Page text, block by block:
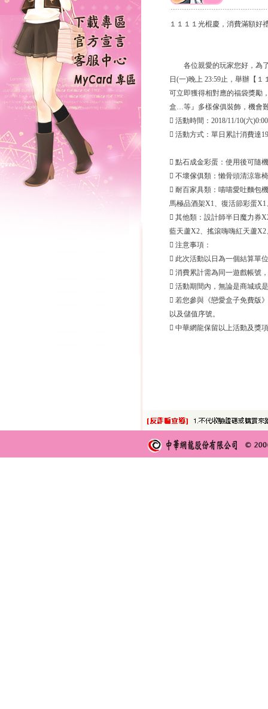
１１１１光棍慶，消費滿額好
各位親愛的玩家您好，為了
日(一)晚上 23:59止，舉辦【
可立即獲得相對應的福袋獎勵
盒…等』多樣傢俱裝飾，機會
 活動時間：2018/11/10(六
 活動方式：單日累計消費達
 點石成金彩蛋：使用後可隨
 不壞傢俱類：懶骨頭清涼靠
 耐百家具類：喵喵愛吐麵包
馬極品酒架X1、復活節彩蛋
 其他類：設計師半日魔力券
藍天蘆X2、搖滾嗨嗨紅天蘆
 注意事項：
 此次活動以日為一個結算單
 消費累計需為同一遊戲帳號
 活動期間內，無論是商城或
 若您參與《戀愛盒子免費版
以及儲值序號。
 中華網龍保留以上活動及獎